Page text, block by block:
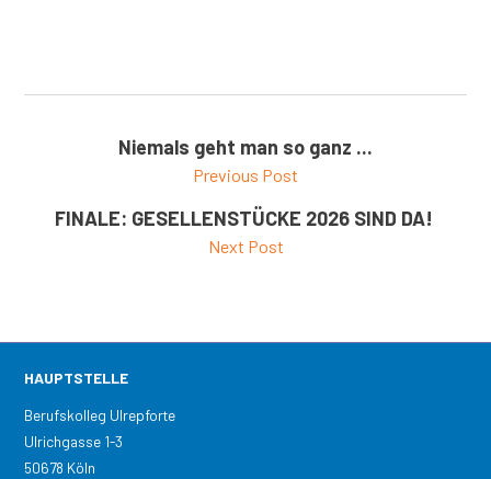
Niemals geht man so ganz ...
Previous Post
FINALE: GESELLENSTÜCKE 2026 SIND DA!
Next Post
HAUPTSTELLE
Berufskolleg Ulrepforte
Ulrichgasse 1-3
50678 Köln